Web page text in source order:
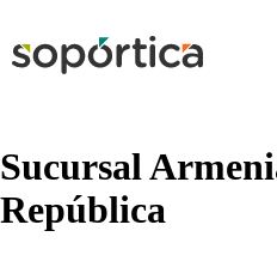
Sucursal
República